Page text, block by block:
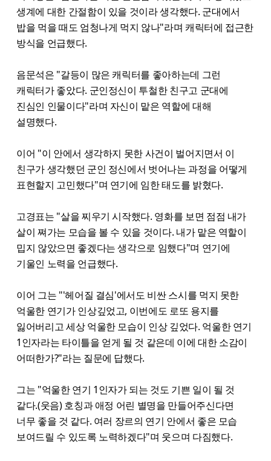
생계에 대한 간절함이 있을 것이라 생각했다. 군대에서
밥을 먹을 때도 엄청나게 먹지 않나"라며 캐릭터에 접근한
방식을 언급했다.
음문석은 "갈등이 많은 캐릭터를 좋아하는데 그런
캐릭터가 좋았다. 군인정신이 투철한 친구고 군대에
진심인 인물이다"라며 자신이 맡은 역할에 대해
설명했다.
이어 "이 안에서 생각하지 못한 사건이 벌어지면서 이
친구가 생각했던 군인 정신에서 벗어나는 과정을 어떻게
표현할지 고민했다"며 연기에 임한 태도를 밝혔다.
고경표는 "살을 찌우기 시작했다. 영화를 보면 점점 내가
살이 쪄가는 모습을 볼 수 있을 것이다. 내가 맡은 역할이
밉지 않았으면 좋겠다는 생각으로 임했다"며 연기에
기울인 노력을 언급했다.
이어 그는 "'헤어질 결심'에서도 비싼 스시를 먹지 못한
억울한 연기가 인상깊었고, 이번에도 로또 용지를
잃어버리고 세상 억울한 모습이 인상 깊었다. 억울한 연기
1인자라는 타이틀을 얻게 될 것 같은데 이에 대한 소감이
어떠한가?"라는 질문에 답했다.
그는 "억울한 연기 1인자가 되는 것도 기쁜 일이 될 것
같다.(웃음) 호칭과 애정 어린 별명을 만들어주신다면
너무 좋을 것 같다. 여러 장르의 연기 안에서 좋은 모습
보여드릴 수 있도록 노력하겠다"며 웃으며 다짐했다.